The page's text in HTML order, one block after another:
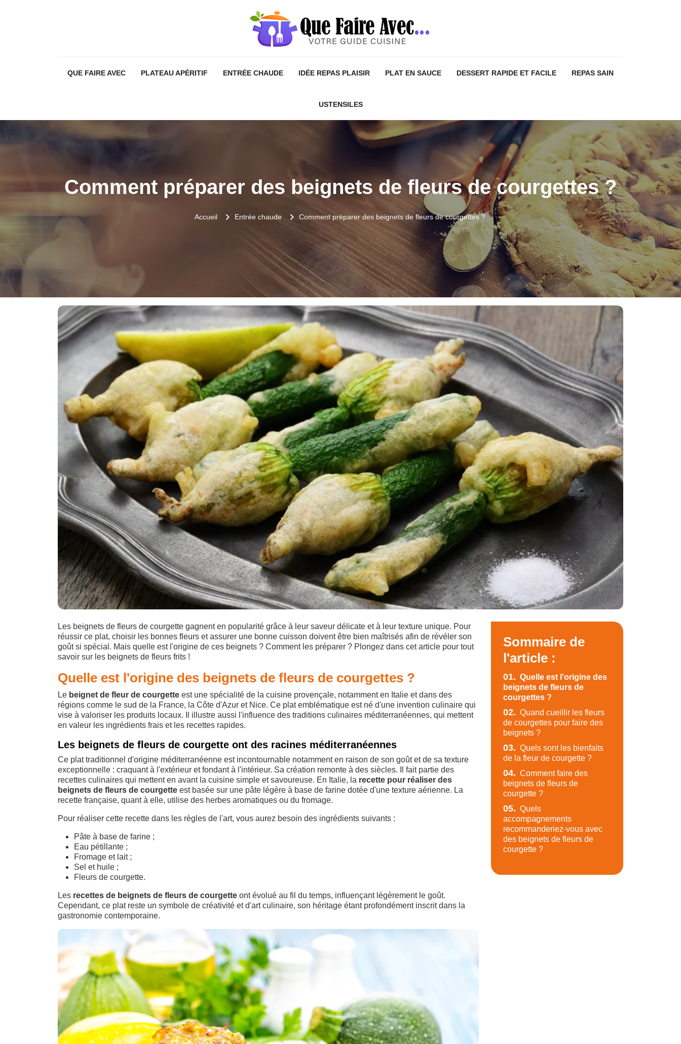
QUE FAIRE AVEC PLATEAU APÉRITIF ENTRÉE CHAUDE IDÉE REPAS PLAISIR PLAT EN SAUCE DESSERT RAPIDE ET FACILE REPAS SAIN
USTENSILES
Comment préparer des beignets de fleurs de courgettes ?
Accueil Entrée chaude Comment préparer des beignets de fleurs de courgettes ?
Les beignets de fleurs de courgette gagnent en popularité grâce à leur saveur délicate et à leur texture unique. Pour
réussir ce plat, choisir les bonnes fleurs et assurer une bonne cuisson doivent être bien maîtrisés afin de révéler son
goût si spécial. Mais quelle est l'origine de ces beignets ? Comment les préparer ? Plongez dans cet article pour tout
savoir sur les beignets de fleurs frits !
Quelle est l'origine des beignets de fleurs de courgettes ?
Le beignet de fleur de courgette est une spécialité de la cuisine provençale, notamment en Italie et dans des
régions comme le sud de la France, la Côte d'Azur et Nice. Ce plat emblématique est né d'une invention culinaire qui
vise à valoriser les produits locaux. Il illustre aussi l'influence des traditions culinaires méditerranéennes, qui mettent
en valeur les ingrédients frais et les recettes rapides.
Les beignets de fleurs de courgette ont des racines méditerranéennes
Ce plat traditionnel d'origine méditerranéenne est incontournable notamment en raison de son goût et de sa texture
exceptionnelle : craquant à l'extérieur et fondant à l'intérieur. Sa création remonte à des siècles. Il fait partie des
recettes culinaires qui mettent en avant la cuisine simple et savoureuse. En Italie, la recette pour réaliser des
beignets de fleurs de courgette est basée sur une pâte légère à base de farine dotée d'une texture aérienne. La
recette française, quant à elle, utilise des herbes aromatiques ou du fromage.
Pour réaliser cette recette dans les règles de l'art, vous aurez besoin des ingrédients suivants :
Pâte à base de farine ;
Eau pétillante ;
Fromage et lait ;
Sel et huile ;
Fleurs de courgette.
Les recettes de beignets de fleurs de courgette ont évolué au fil du temps, influençant légèrement le goût.
Cependant, ce plat reste un symbole de créativité et d'art culinaire, son héritage étant profondément inscrit dans la
gastronomie contemporaine.
Sommaire de
l'article :
01. Quelle est l'origine des
beignets de fleurs de
courgettes ?
02. Quand cueillir les fleurs
de courgettes pour faire des
beignets ?
03. Quels sont les bienfaits
de la fleur de courgette ?
04. Comment faire des
beignets de fleurs de
courgette ?
05. Quels
accompagnements
recommanderiez-vous avec
des beignets de fleurs de
courgette ?